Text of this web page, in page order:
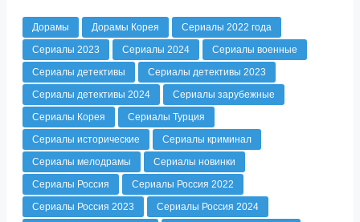
Дорамы Дорамы Корея
Сериалы 2022 года
Сериалы 2023
Сериалы 2024
Сериалы военные
Сериалы детективы
Сериалы детективы 2023
Сериалы детективы 2024
Сериалы зарубежные
Сериалы Корея
Сериалы Турция
Сериалы исторические
Сериалы криминал
Сериалы мелодрамы
Сериалы новинки
Сериалы Россия
Сериалы Россия 2022
Сериалы Россия 2023
Сериалы Россия 2024